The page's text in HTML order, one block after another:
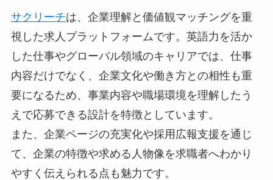
サクリーチは、企業理解と価値観マッチングを重
視した求人プラットフォームです。英語力を活か
した仕事やグローバル領域のキャリアでは、仕事
内容だけでなく、企業文化や働き方との相性も重
要になるため、事業内容や職場環境を理解したう
えで応募できる設計を特徴としています。
また、企業ページの充実化や採用広報支援を通じ
て、企業の特徴や求める人物像を求職者へわかり
やすく伝えられる点も魅力です。